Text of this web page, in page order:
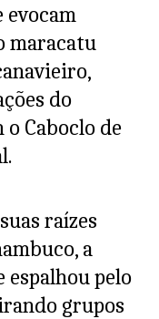
maracatu
do
o Caboclo de
raízes
a
espalhou pelo
grupos